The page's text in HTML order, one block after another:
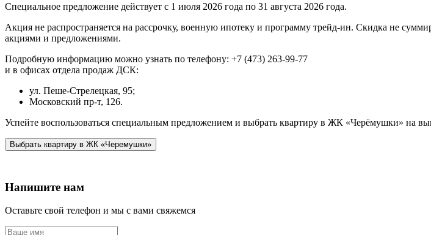
Специальное предложение действует с 1 июля 2026 года по 31 августа 2026 года.
Акция не распространяется на рассрочку, военную ипотеку и программу трейд-ин. Скидка не
акциями и предложениями.
Подробную информацию можно узнать по телефону: +7 (473) 263-99-77
и в офисах отдела продаж ДСК:
ул. Пеше-Стрелецкая, 95;
Московский пр-т, 126.
Успейте воспользоваться специальным предложением и выбрать квартиру в ЖК «Черёмушки» на
Выбрать квартиру в ЖК «Черемушки»
Напишите нам
Оставьте свой телефон и мы с вами свяжемся